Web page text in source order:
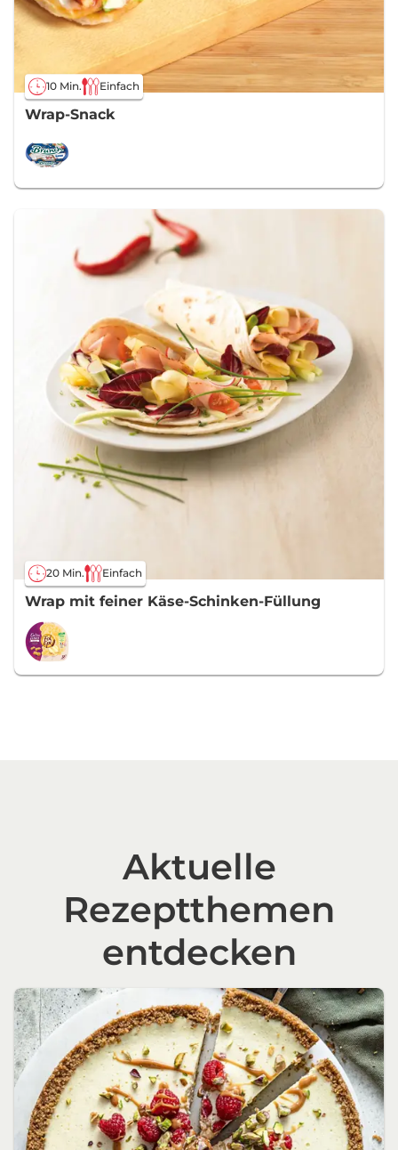
10 Min. Einfach
Wrap-Snack
20 Min. Einfach
Wrap mit feiner Käse-Schinken-Füllung
Aktuelle
Rezeptthemen
entdecken